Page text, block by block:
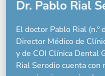
Dr. Pablo Rial
El doctor Pablo Rial
Director Médico de
y de COI Clínica Dental
Rial Serodio cuenta con